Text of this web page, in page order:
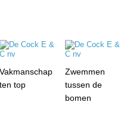
Vakmanschap
ten top
Zwemmen
tussen de
bomen